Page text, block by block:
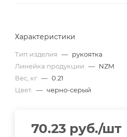
Характеристики
Тип изделия — рукоятка
Линейка продукции — NZM
Вес, кг — 0.21
Цвет.
— черно-серый
70.23 руб./шт